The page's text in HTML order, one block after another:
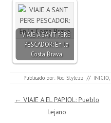
VIAJE A SANT PERE
PESCADOR: En la
Costa Brava
Publicado por: Rod Stylezz // INICIO
Navegación de entradas
← VIAJE A EL PAPIOL: Pueblo
lejano